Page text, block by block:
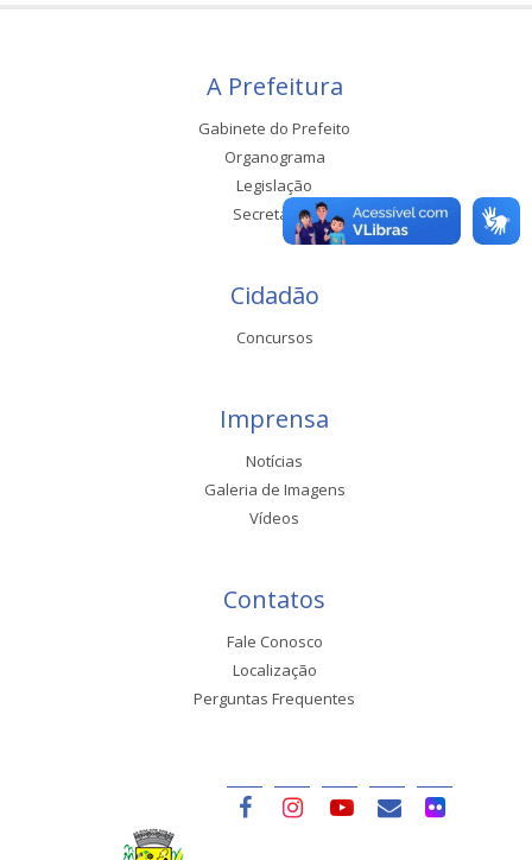
A Prefeitura
Gabinete do Prefeito
Organograma
Legislação
Secretarias
Cidadão
Concursos
Imprensa
Notícias
Galeria de Imagens
Vídeos
Contatos
Fale Conosco
Localização
Perguntas Frequentes